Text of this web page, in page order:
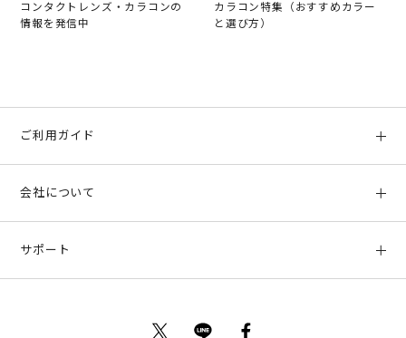
コンタクトレンズ・カラコンの
情報を発信中
カラコン特集（おすすめカラー
と選び方）
ご利用ガイド
お支払い方法、配送について
返品について
会社について
サポート